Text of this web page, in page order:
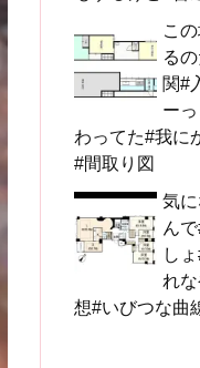
こ
る
関#
ー
わってた#我に
#間取り図
気
ん
し
れ
想#いびつな曲